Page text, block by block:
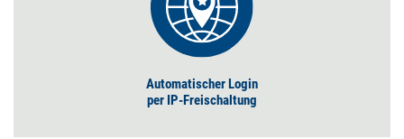
Automatischer Login
per IP-Freischaltung